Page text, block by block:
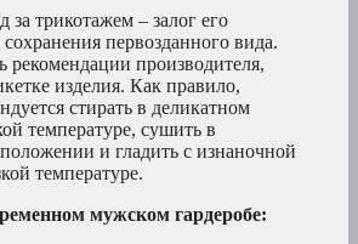
трикотажем – залог его
первозданного вида.
рекомендации производителя,
изделия. Как правило,
стирать в деликатном
температуре, сушить в
и гладить с изнаночной
температуре.
мужском гардеробе: